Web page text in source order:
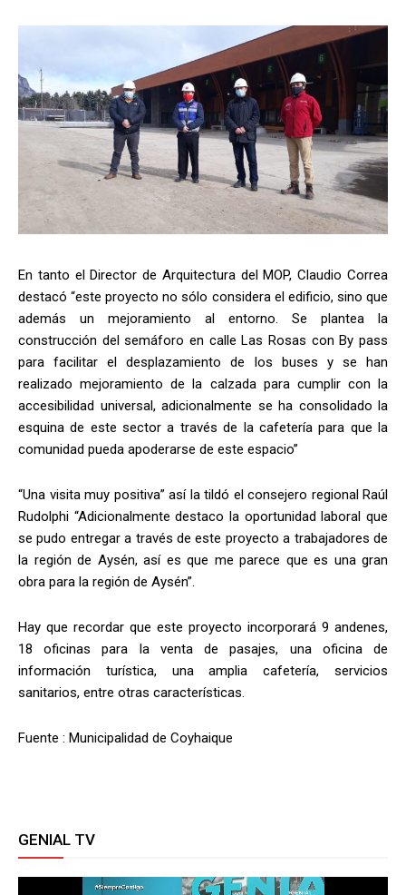
En tanto el Director de Arquitectura del MOP, Claudio Correa
destacó “este proyecto no sólo considera el edificio, sino que
además un mejoramiento al entorno. Se plantea la
construcción del semáforo en calle Las Rosas con By pass
para facilitar el desplazamiento de los buses y se han
realizado mejoramiento de la calzada para cumplir con la
accesibilidad universal, adicionalmente se ha consolidado la
esquina de este sector a través de la cafetería para que la
comunidad pueda apoderarse de este espacio”
“Una visita muy positiva” así la tildó el consejero regional Raúl
Rudolphi “Adicionalmente destaco la oportunidad laboral que
se pudo entregar a través de este proyecto a trabajadores de
la región de Aysén, así es que me parece que es una gran
obra para la región de Aysén”.
Hay que recordar que este proyecto incorporará 9 andenes,
18 oficinas para la venta de pasajes, una oficina de
información turística, una amplia cafetería, servicios
sanitarios, entre otras características.
Fuente : Municipalidad de Coyhaique
GENIAL TV